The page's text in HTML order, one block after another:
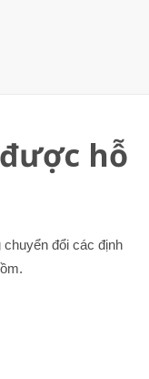
hỗ
đổi các định